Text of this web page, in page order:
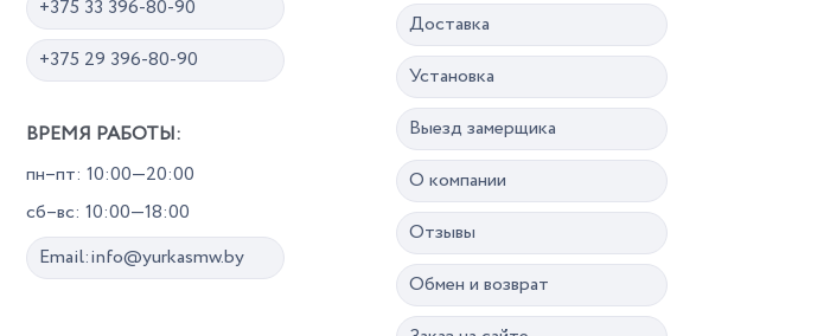
+375 33 396-80-90
+375 29 396-80-90
ВРЕМЯ РАБОТЫ:
пн–пт: 10:00—20:00
сб–вс: 10:00—18:00
Email:info@yurkasmw.by
Доставка
Установка
Выезд замерщика
О компании
Отзывы
Обмен и возврат